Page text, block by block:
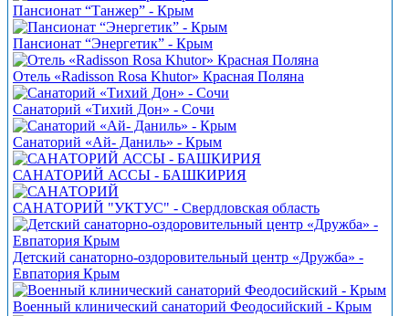
Пансионат “Танжер” - Крым
Пансионат “Энергетик” - Крым
Отель «Radisson Rosa Khutor» Красная Поляна
Санаторий «Тихий Дон» - Сочи
Санаторий «Ай- Даниль» - Крым
САНАТОРИЙ АССЫ - БАШКИРИЯ
САНАТОРИЙ "УКТУС" - Свердловская область
Детский санаторно-оздоровительный центр «Дружба» -
Евпатория Крым
Военный клинический санаторий Феодосийский - Крым